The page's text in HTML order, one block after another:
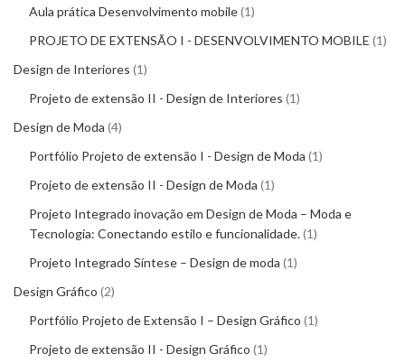
Aula prática Desenvolvimento mobile 1
PROJETO DE EXTENSÃO I - DESENVOLVIMENTO MOBILE 1
Design de Interiores 1
Projeto de extensão II - Design de Interiores 1
Design de Moda 4
Portfólio Projeto de extensão I - Design de Moda 1
Projeto de extensão II - Design de Moda 1
Projeto Integrado inovação em Design de Moda – Moda e
Tecnologia: Conectando estilo e funcionalidade. 1
Projeto Integrado Síntese – Design de moda 1
Design Gráfico 2
Portfólio Projeto de Extensão I – Design Gráfico 1
Projeto de extensão II - Design Gráfico 1